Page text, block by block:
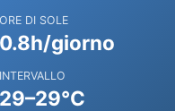
ORE DI SOLE
0.8h/giorno
INTERVALLO
29–29°C